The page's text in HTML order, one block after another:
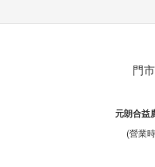
門
元朗合益
(營業